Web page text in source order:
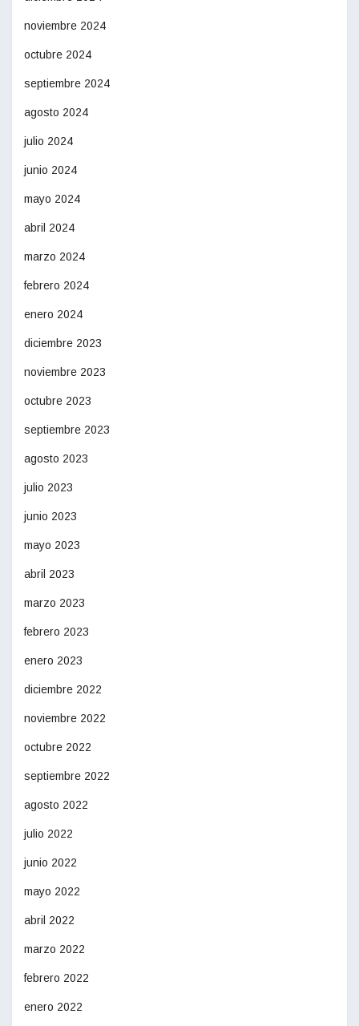
noviembre 2024
octubre 2024
septiembre 2024
agosto 2024
julio 2024
junio 2024
mayo 2024
abril 2024
marzo 2024
febrero 2024
enero 2024
diciembre 2023
noviembre 2023
octubre 2023
septiembre 2023
agosto 2023
julio 2023
junio 2023
mayo 2023
abril 2023
marzo 2023
febrero 2023
enero 2023
diciembre 2022
noviembre 2022
octubre 2022
septiembre 2022
agosto 2022
julio 2022
junio 2022
mayo 2022
abril 2022
marzo 2022
febrero 2022
enero 2022